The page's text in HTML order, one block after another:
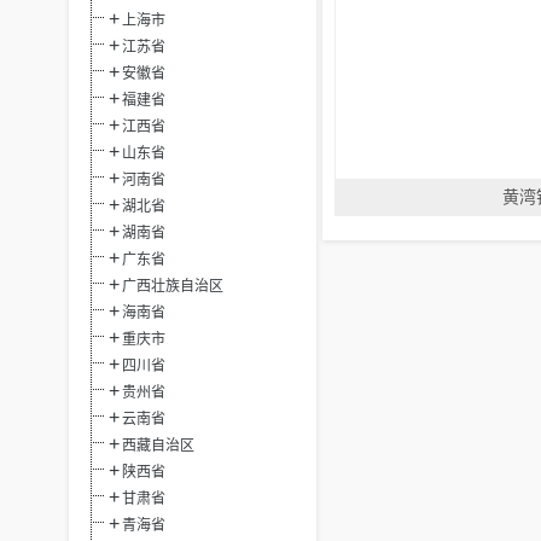
上海市
江苏省
安徽省
福建省
江西省
山东省
河南省
湖北省
湖南省
广东省
广西壮族自治区
海南省
重庆市
四川省
贵州省
云南省
西藏自治区
陕西省
甘肃省
青海省
黄湾